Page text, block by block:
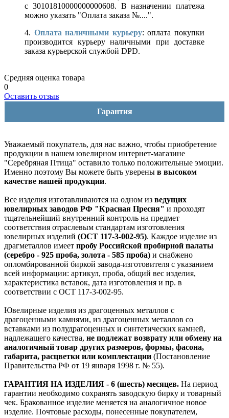
с 30101810000000000608. В назначении платежа
можно указать "Оплата заказа №....".
4. Оплата наличными курьеру: оплата покупки
производится курьеру наличными при доставке
заказа курьерской службой DPD.
Средняя оценка товара
0
Оставить отзыв
Гарантия
Уважаемый покупатель, для нас важно, чтобы приобретение
продукции в нашем ювелирном интернет-магазине
"Серебряная Птица" оставило только положительные эмоции.
Именно поэтому Вы можете быть уверены в высоком
качестве нашей продукции.
Все изделия изготавливаются на одном из ведущих
ювелирных заводов РФ "Красная Пресня" и проходят
тщательнейший внутренний контроль на предмет
соответствия отраслевым стандартам изготовления
ювелирных изделий (ОСТ 117-3-002-95). Каждое изделие из
драгметаллов имеет пробу Российской пробирной палаты
(серебро - 925 проба, золота - 585 проба) и снабжено
опломбированной биркой завода-изготовителя с указанием
всей информации: артикул, проба, общий вес изделия,
характеристика вставок, дата изготовления и пр. в
соответствии с ОСТ 117-3-002-95.
Ювелирные изделия из драгоценных металлов с
драгоценными камнями, из драгоценных металлов со
вставками из полудрагоценных и синтетических камней,
надлежащего качества, не подлежат возврату или обмену на
аналогичный товар других размеров, формы, фасона,
габарита, расцветки или комплектации (Постановление
Правительства РФ от 19 января 1998 г. № 55).
ГАРАНТИЯ НА ИЗДЕЛИЯ - 6 (шесть) месяцев. На период
гарантии необходимо сохранять заводскую бирку и товарный
чек. Бракованное изделие меняется на аналогичное новое
изделие. Почтовые расходы, понесенные покупателем,